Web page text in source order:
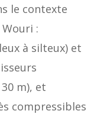
le contexte
:
à silteux) et
m), et
compressibles